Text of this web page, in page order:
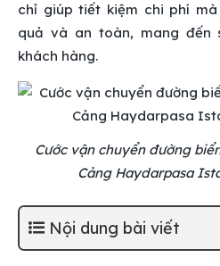
chỉ giúp tiết kiệm chi phí
quả và an toàn, mang đến
khách hàng.
Cước vận chuyển đường
Cảng Haydarpasa
Nội dung bài viết